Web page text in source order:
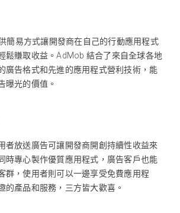
簡易方式讓開發商在自己的行動應用程式
鬆賺取收益。AdMob 結合了來自全球各地
廣告格式和先進的應用程式營利技術，能
曝光的價值。
者放送廣告可讓開發商開創持續性收益來
時專心製作優質應用程式，廣告客戶也能
群，使用者則可以一邊享受免費應用程
的產品和服務，三方皆大歡喜。